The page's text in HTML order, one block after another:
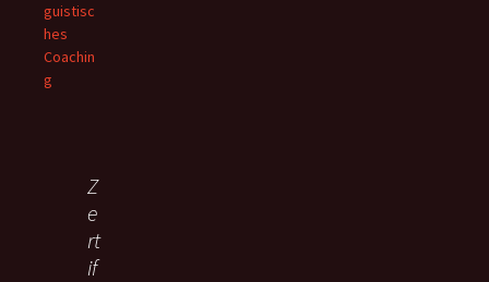
guistisc
hes
Coachin
g
Z
e
rt
if